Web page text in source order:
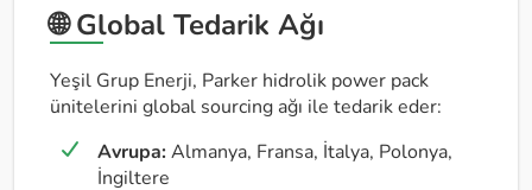
🌐 Global Tedarik Ağı
Yeşil Grup Enerji, Parker hidrolik power pack
ünitelerini global sourcing ağı ile tedarik eder:
Avrupa:Almanya, Fransa, İtalya, Polonya,
İngiltere